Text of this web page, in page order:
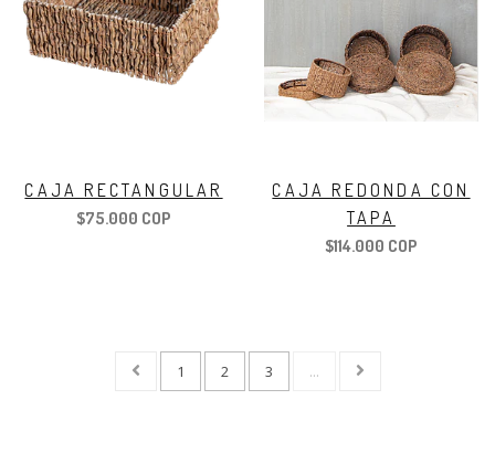
CAJA RECTANGULAR
$75.000 COP
CAJA REDONDA CON
TAPA
$114.000 COP
1 2 3 ...